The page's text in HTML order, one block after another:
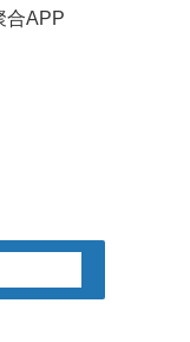
合APP